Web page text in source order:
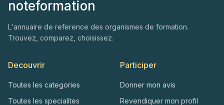
noteformation
L'annuaire de reference des organismes de formation.
Trouvez, comparez, choisissez.
Decouvrir
Toutes les categories
Toutes les specialites
Participer
Donner mon avis
Revendiquer mon profil